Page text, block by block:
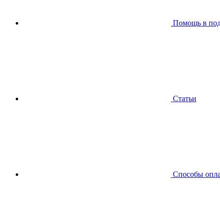
Помощь в
Статьи
Способы